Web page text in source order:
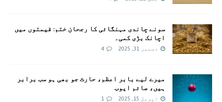
سونے چاندی مہنگائی کا رجحان ختم: قیمتوں میں
اچانک بڑی کمی۔
دسمبر 31, 2025 4
میرے لیے بابر اعظم، حارث جو بھی ہو سب برابر
ہیں، صائم ایوب
اپریل 15, 2025 1